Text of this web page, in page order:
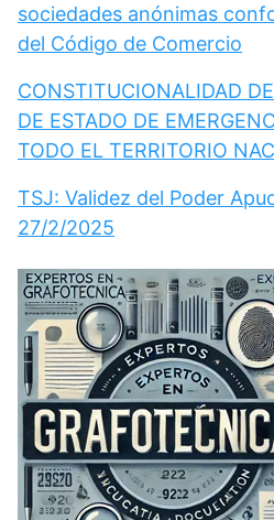
sociedades anónimas
del Código de Comercio
CONSTITUCIONALIDAD
DE ESTADO DE
TODO EL TERRITORIO
TSJ: Validez del Poder
27/2/2025